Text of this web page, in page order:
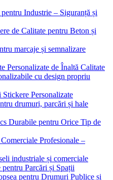
Industrie – Siguranță și
de Calitate pentru Beton și
marcaje și semnalizare
Personalizate de Înaltă Calitate
cu design propriu
Personalizate
drumuri, parcări și hale
Durabile pentru Orice Tip de
Profesionale –
industriale și comerciale
Parcări și Spații
pentru Drumuri Publice și